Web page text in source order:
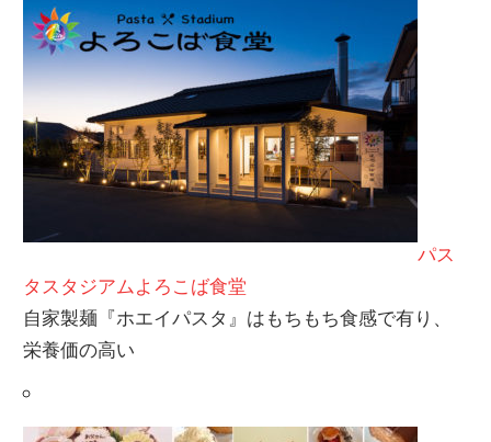
パス
タスタジアムよろこば食堂
自家製麺『ホエイパスタ』はもちもち食感で有り、
栄養価の高い